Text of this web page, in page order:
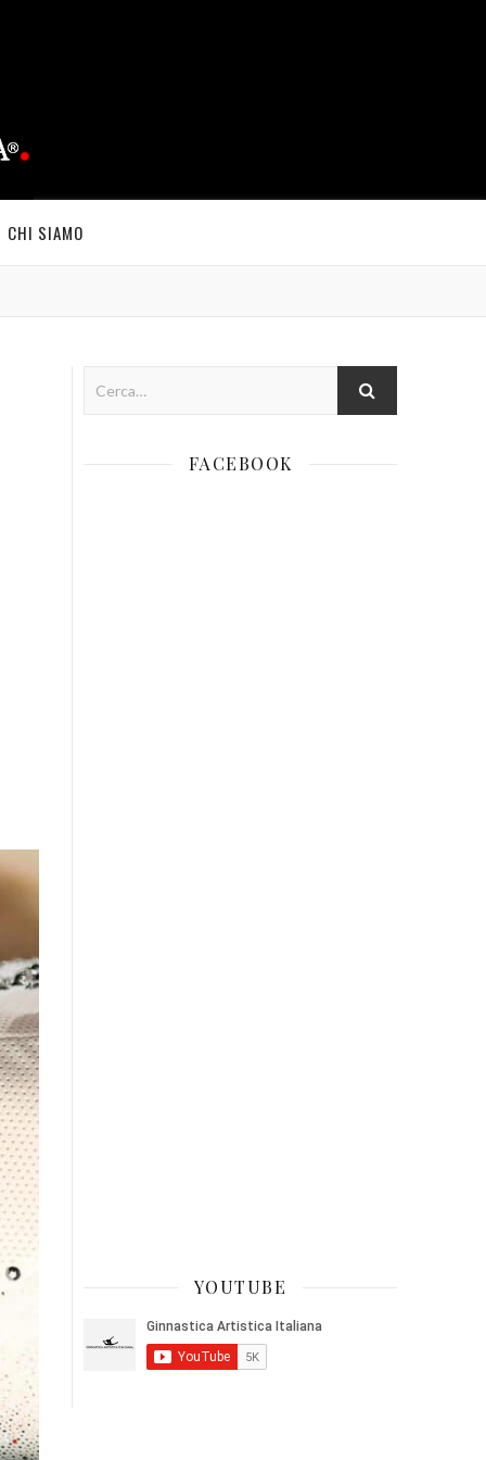
CHI SIAMO
FACEBOOK
YOUTUBE